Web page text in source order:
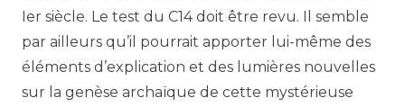
Ier siècle. Le test du C14 doit être revu. Il semble
par ailleurs qu’il pourrait apporter lui-même des
éléments d’explication et des lumières nouvelles
sur la genèse archaïque de cette mystérieuse